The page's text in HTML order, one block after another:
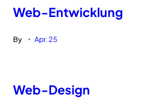
Web-Entwicklung
By • Apr. 25
Web-Design